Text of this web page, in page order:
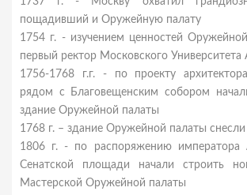
пощадивший и Оружейную палату
1754 г. - изучением ценностей
первый ректор Московского Университета
1756-1768 г.г. - по проекту
рядом с Благовещенским собором
здание Оружейной палаты
1768 г. – здание Оружейной палаты снесли
1806 г. - по распоряжению императора
Сенатской площади начали строить
Мастерской Оружейной палаты